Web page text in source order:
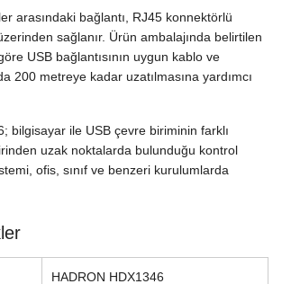
arasındaki bağlantı, RJ45 konnektörlü
sağlanır. Ürün ambalajında belirtilen
USB bağlantısının uygun kablo ve
200 metreye kadar uzatılmasına yardımcı
bilgisayar ile USB çevre biriminin farklı
uzak noktalarda bulunduğu kontrol
ofis, sınıf ve benzeri kurulumlarda
HADRON HDX1346